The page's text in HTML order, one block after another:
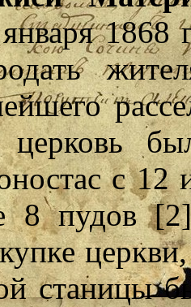
1868
с
8 пудов
станицы